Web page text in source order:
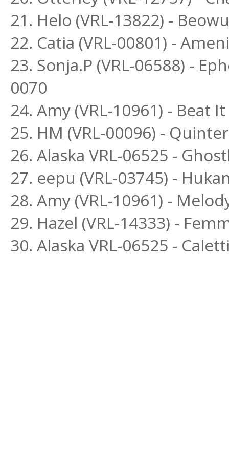
21. Helo (VRL-13822) -
22. Catia (VRL-00801) -
23. Sonja.P (VRL-06588) -
0070
24. Amy (VRL-10961) - Beat
25. HM (VRL-00096) -
26. Alaska VRL-06525 -
27. eepu (VRL-03745) -
28. Amy (VRL-10961) -
29. Hazel (VRL-14333) -
30. Alaska VRL-06525 -